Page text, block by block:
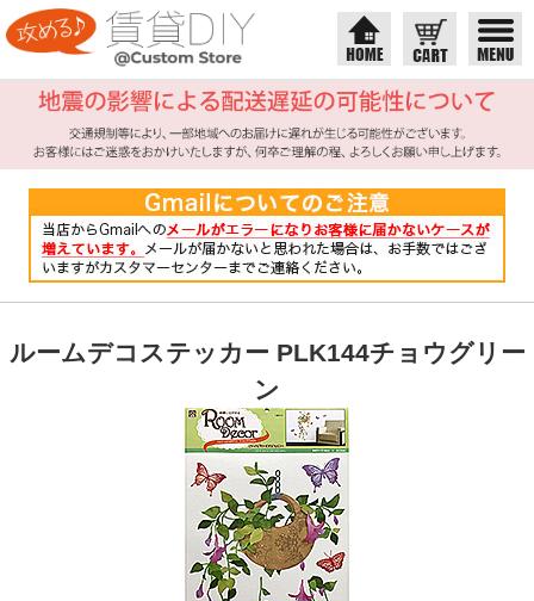
ルームデコステッカー PLK144チョウグリー
ン